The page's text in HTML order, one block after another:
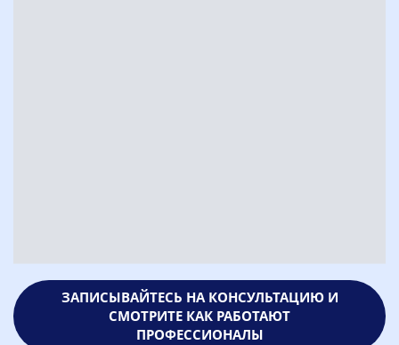
ЗАПИСЫВАЙТЕСЬ НА КОНСУЛЬТАЦИЮ И
СМОТРИТЕ КАК РАБОТАЮТ
ПРОФЕССИОНАЛЫ